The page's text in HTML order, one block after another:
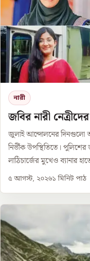
নারী
জবির নারী
জুলাই আন্দোলনের দিনগুলো
নির্ভীক উপস্থিতিতে।
লাঠিচার্জের মুখেও ব্যানার
৫ আগস্ট, ২০২৬১ মিনিট পাঠ